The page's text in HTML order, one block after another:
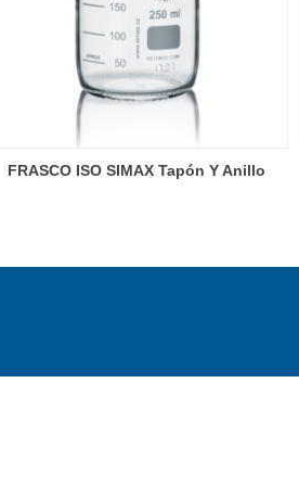
FRASCO ISO SIMAX Tapón Y Anillo